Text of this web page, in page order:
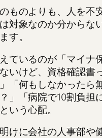
ものよりも、人を不
は対象なのか分からな
す。
ているのが「マイナ
いけど、資格確認書
「何もしなかったら
」「病院で10割負担
いう心配。
けに会社の人事部や